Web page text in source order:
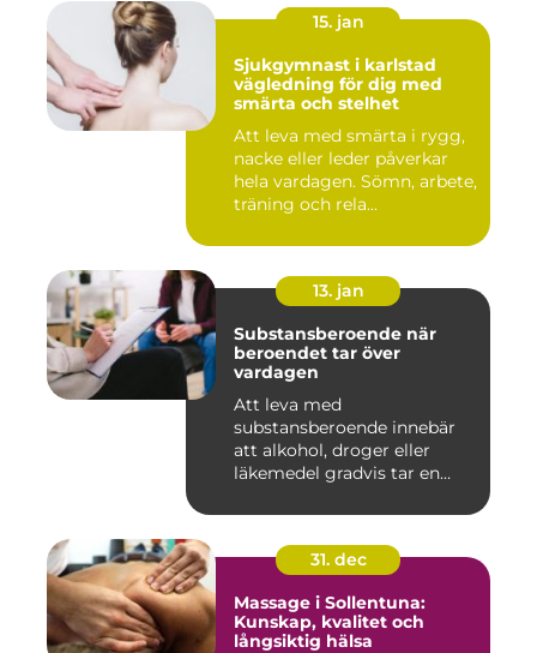
15. jan
Sjukgymnast i karlstad
vägledning för dig med
smärta och stelhet
Att leva med smärta i rygg,
nacke eller leder påverkar
hela vardagen. Sömn, arbete,
träning och rela...
13. jan
Substansberoende när
beroendet tar över
vardagen
Att leva med
substansberoende innebär
att alkohol, droger eller
läkemedel gradvis tar en
31. dec
Massage i Sollentuna:
Kunskap, kvalitet och
långsiktig hälsa